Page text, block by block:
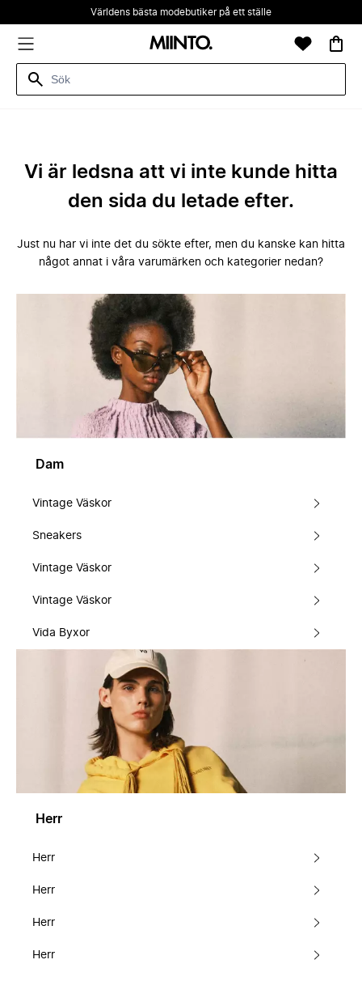
Världens bästa modebutiker på ett ställe
Vi är ledsna att vi inte kunde hitta
den sida du letade efter.
Just nu har vi inte det du sökte efter, men du kanske kan hitta
något annat i våra varumärken och kategorier nedan?
Dam
Vintage Väskor
Sneakers
Vintage Väskor
Vintage Väskor
Vida Byxor
Herr
Herr
Herr
Herr
Herr